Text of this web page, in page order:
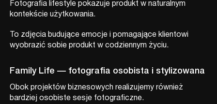
Fotografia lifestyle pokazuje produkt w naturalnym
kontekście użytkowania.
To zdjęcia budujące emocje i pomagające klientowi
wyobrazić sobie produkt w codziennym życiu.
Family Life — fotografia osobista i stylizowana
Obok projektów biznesowych realizujemy również
bardziej osobiste sesje fotograficzne.